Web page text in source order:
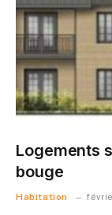
Logements
bouge
Habitation